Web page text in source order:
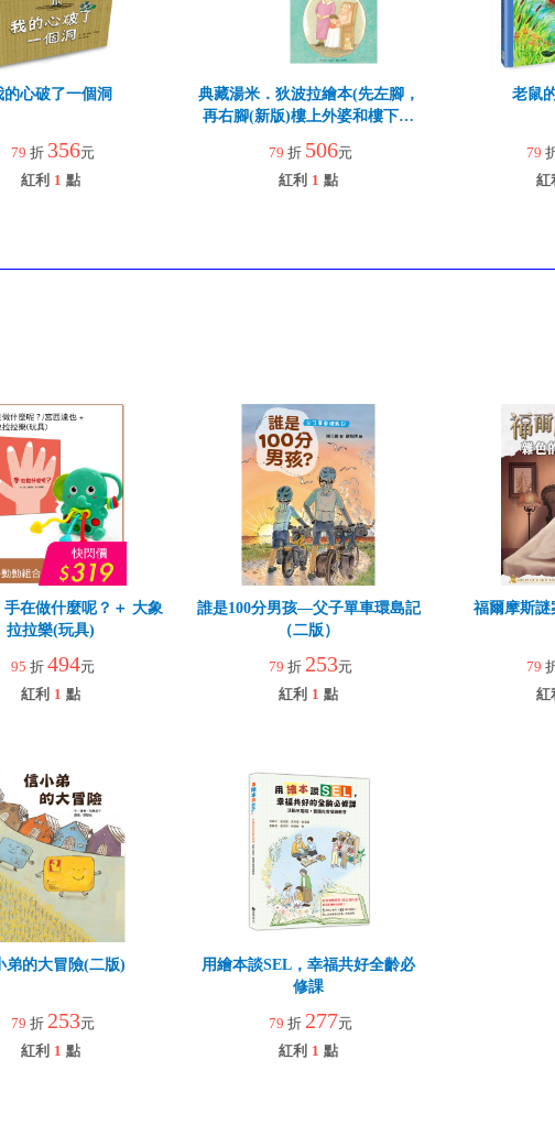
的心破了一個洞
79 折 356元
紅利 1 點
典藏湯米．狄波拉繪本(先左腳，
再右腳(新版)樓上外婆和樓下外
79 折 506元
紅利 1 點
老鼠
79
紅
手在做什麼呢？＋ 大象
拉拉樂(玩具)
95 折 494元
紅利 1 點
誰是100分男孩—父子單車環島記
（二版）
79 折 253元
紅利 1 點
福爾摩斯謎
79
紅
弟的大冒險(二版)
79 折 253元
紅利 1 點
用繪本談SEL，幸福共好全齡必
修課
79 折 277元
紅利 1 點